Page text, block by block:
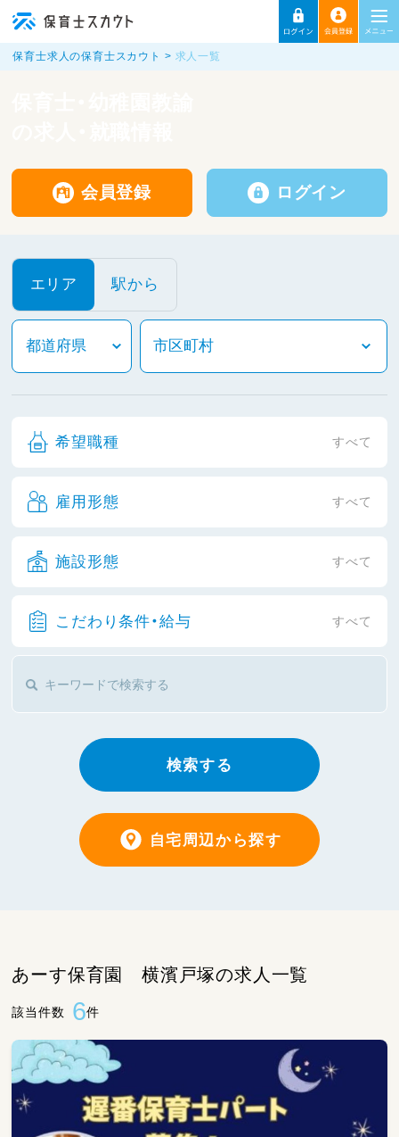
保育士求人の保育士スカウト 求人一覧
会員登録 ログイン
エリア 駅から
希望職種 すべて
雇用形態 すべて
施設形態 すべて
こだわり条件・給与 すべて
検索する
自宅周辺から探す
あーす保育園 横濱戸塚の求人一覧
該当件数 6件